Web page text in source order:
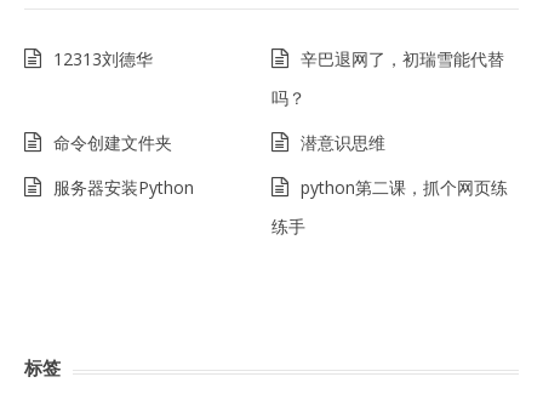
12313刘德华
辛巴退网了，初瑞雪能代替
吗？
命令创建文件夹
潜意识思维
服务器安装Python
python第二课，抓个网页练
练手
标签